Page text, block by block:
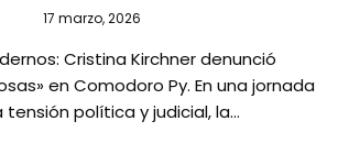
17 marzo, 2026
Cristina Kirchner denunció
en Comodoro Py. En una jornada
política y judicial, la…